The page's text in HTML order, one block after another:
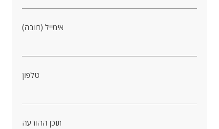
אימייל (חובה)
טלפון
תוכן ההודעה